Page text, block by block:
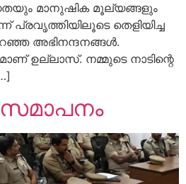
മാനുഷിക മൂല്യങ്ങളും
പ്രവൃത്തിയിലൂടെ തെളിയിച്ച
അഭിനന്ദനങ്ങൾ.
ഉല്ലാസ്. നമ്മുടെ നാടിന്റെ
സമാപനം